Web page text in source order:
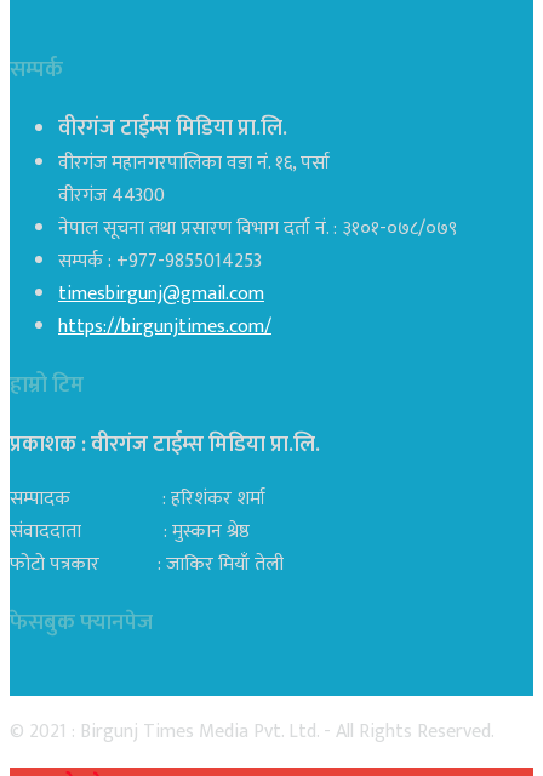
सम्पर्क
वीरगंज टाईम्स मिडिया प्रा.लि.
वीरगंज महानगरपालिका वडा नं. १६, पर्सा
वीरगंज 44300
नेपाल सूचना तथा प्रसारण विभाग दर्ता नं. : ३१०१-०७८/०७९
सम्पर्क : +977-9855014253
timesbirgunj@gmail.com
https://birgunjtimes.com/
हाम्रो टिम
प्रकाशक : वीरगंज टाईम्स मिडिया प्रा‍.लि.
सम्पादक : हरिशंकर शर्मा
संवाददाता : मुस्कान श्रेष्ठ
फोटो पत्रकार : जाकिर मियाँ तेली
फेसबुक फ्यानपेज
© 2021 : Birgunj Times Media Pvt. Ltd. - All Rights Reserved.